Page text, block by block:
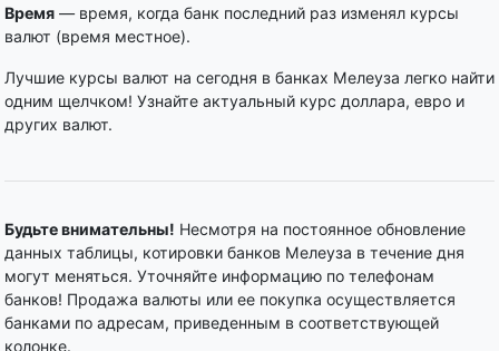
Время — время, когда банк последний раз изменял курсы
валют (время местное).
Лучшие курсы валют на сегодня в банках Мелеуза легко найти
одним щелчком! Узнайте актуальный курс доллара, евро и
других валют.
Будьте внимательны! Несмотря на постоянное обновление
данных таблицы, котировки банков Мелеуза в течение дня
могут меняться. Уточняйте информацию по телефонам
банков! Продажа валюты или ее покупка осуществляется
банками по адресам, приведенным в соответствующей
колонке.